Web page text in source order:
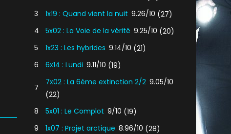
3
1x19 : Quand vient la nuit 9.26/10 (27)
4
5x02 : La Voie de la vérité 9.25/10 (20)
5
1x23 : Les hybrides 9.14/10 (21)
6
6x14 : Lundi 9.11/10 (19)
7
7x02 : La 6ème extinction 2/2 9.05/10
(22)
8
5x01 : Le Complot 9/10 (19)
9
1x07 : Projet arctique 8.96/10 (28)